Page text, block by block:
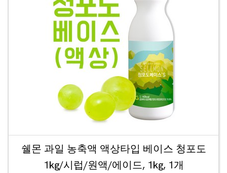
쉘몬 과일 농축액 액상타입 베이스 청포도
1kg/시럽/원액/에이드, 1kg, 1개